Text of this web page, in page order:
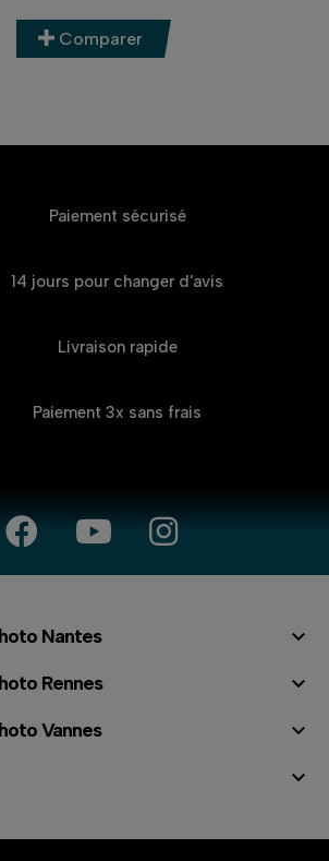
Comparer
Paiement sécurisé
14 jours pour changer d'avis
Livraison rapide
Paiement 3x sans frais
Nantes 
Rennes 
Vannes 
